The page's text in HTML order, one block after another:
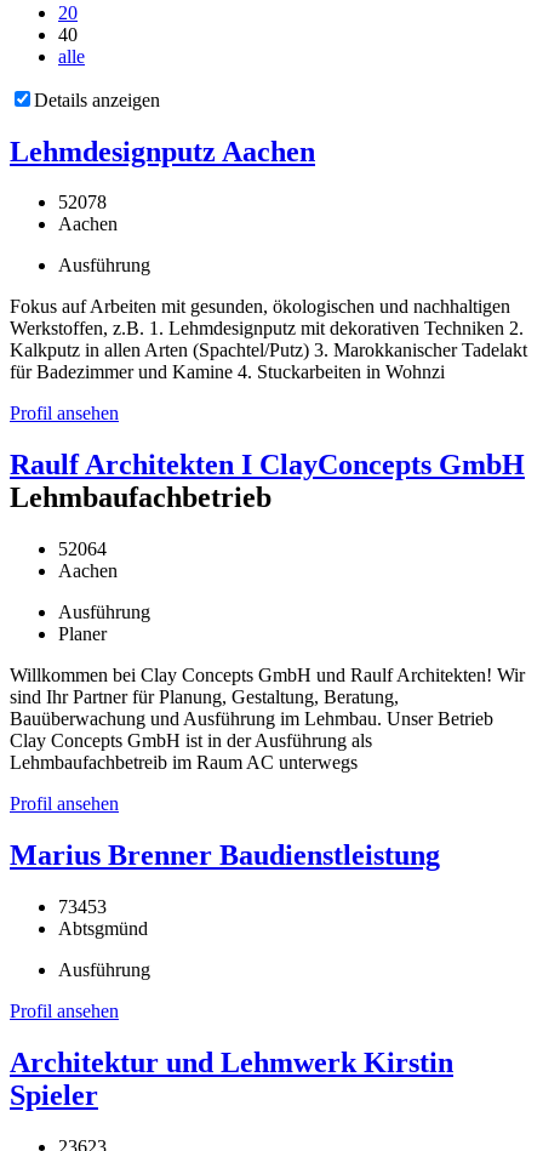
20
40
alle
Details anzeigen
Lehmdesignputz Aachen
52078
Aachen
Ausführung
Fokus auf Arbeiten mit gesunden, ökologischen und nachhaltigen
Werkstoffen, z.B. 1. Lehmdesignputz mit dekorativen Techniken 2.
Kalkputz in allen Arten (Spachtel/Putz) 3. Marokkanischer Tadelakt
für Badezimmer und Kamine 4. Stuckarbeiten in Wohnzi
Profil ansehen
Raulf Architekten I ClayConcepts GmbH
Lehmbaufachbetrieb
52064
Aachen
Ausführung
Planer
Willkommen bei Clay Concepts GmbH und Raulf Architekten! Wir
sind Ihr Partner für Planung, Gestaltung, Beratung,
Bauüberwachung und Ausführung im Lehmbau. Unser Betrieb
Clay Concepts GmbH ist in der Ausführung als
Lehmbaufachbetreib im Raum AC unterwegs
Profil ansehen
Marius Brenner Baudienstleistung
73453
Abtsgmünd
Ausführung
Profil ansehen
Architektur und Lehmwerk Kirstin
Spieler
23623